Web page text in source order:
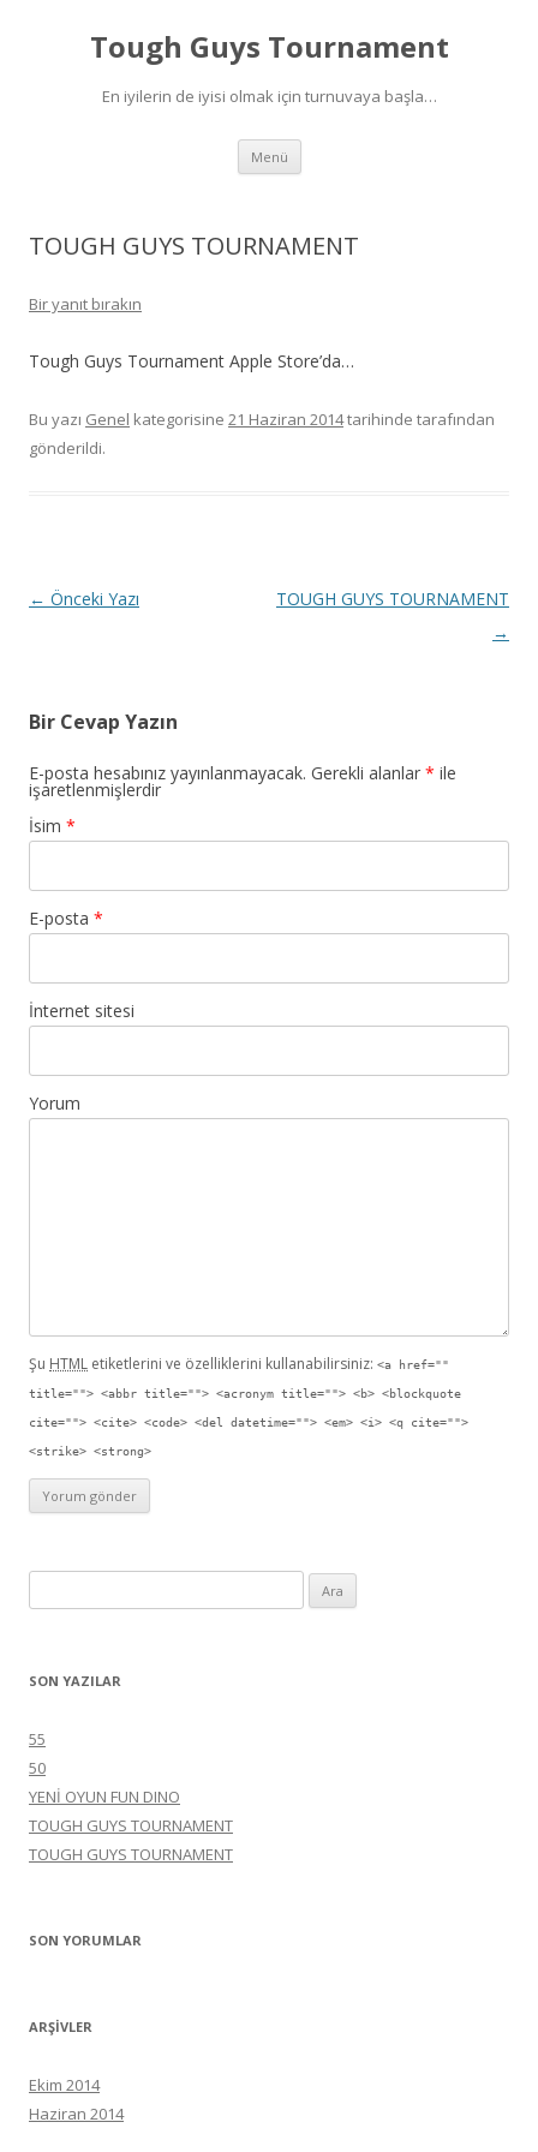
Tough Guys Tournament
En iyilerin de iyisi olmak için turnuvaya başla…
Menü İçeriğe geç
TOUGH GUYS TOURNAMENT
Bir yanıt bırakın
Tough Guys Tournament Apple Store’da…
Bu yazı Genel kategorisine 21 Haziran 2014tarihinde tarafından
gönderildi.
Yazı dolaşımı
← Önceki Yazı
TOUGH GUYS TOURNAMENT
→
Bir Cevap Yazın
E-posta hesabınız yayınlanmayacak. Gerekli alanlar * ile
işaretlenmişlerdir
İsim *
E-posta *
İnternet sitesi
Yorum
Şu HTML etiketlerini ve özelliklerini kullanabilirsiniz: <a href=""
title=""> <abbr title=""> <acronym title=""> <b> <blockquote
cite=""> <cite> <code> <del datetime=""> <em> <i> <q cite="">
<strike> <strong>
SON YAZILAR
55
50
YENİ OYUN FUN DINO
TOUGH GUYS TOURNAMENT
TOUGH GUYS TOURNAMENT
SON YORUMLAR
ARŞIVLER
Ekim 2014
Haziran 2014